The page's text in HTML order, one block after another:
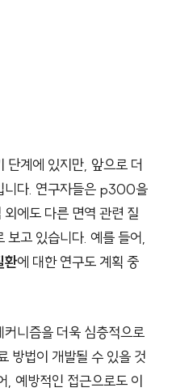
계에 있지만, 앞으로 더
니다. 연구자들은 p300을
에도 다른 면역 관련 질
보고 있습니다. 예를 들어,
환에 대한 연구도 계획 중
니즘을 더욱 심층적으로
방법이 개발될 수 있을 것
, 예방적인 접근으로도 이